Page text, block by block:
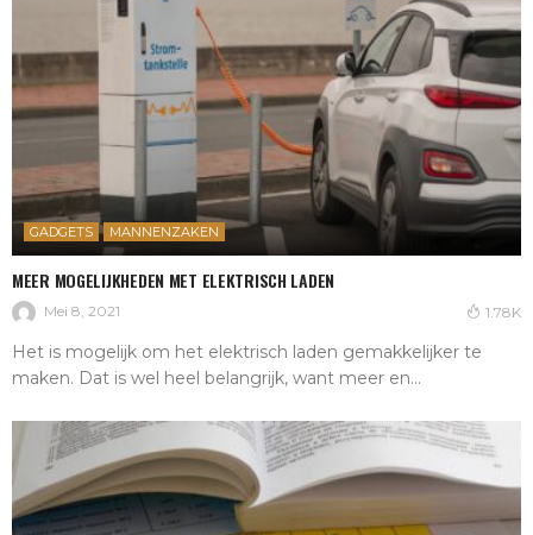
GADGETS MANNENZAKEN
MEER MOGELIJKHEDEN MET ELEKTRISCH LADEN
Mei 8, 2021 1.78K
Het is mogelijk om het elektrisch laden gemakkelijker te
maken. Dat is wel heel belangrijk, want meer en...